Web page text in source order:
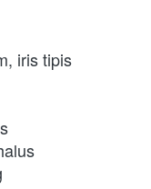
iris tipis